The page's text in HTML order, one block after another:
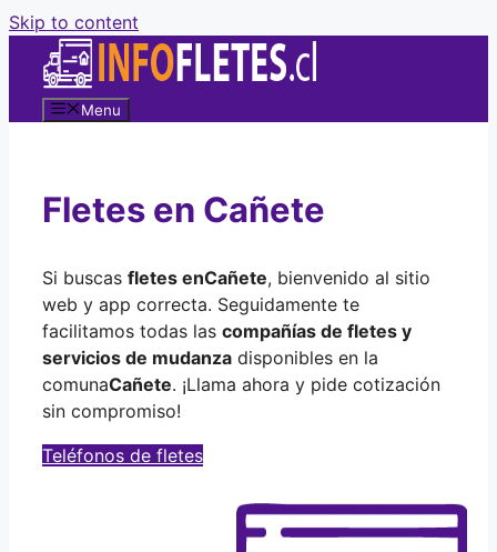
Skip to content
Menu
Fletes en Cañete
Si buscas fletes enCañete, bienvenido al sitio
web y app correcta. Seguidamente te
facilitamos todas las compañías de fletes y
servicios de mudanza disponibles en la
comunaCañete. ¡Llama ahora y pide cotización
sin compromiso!
Teléfonos de fletes